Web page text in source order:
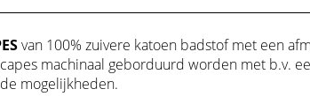
van 100% zuivere katoen badstof met een
machinaal geborduurd worden met b.v.
mogelijkheden.